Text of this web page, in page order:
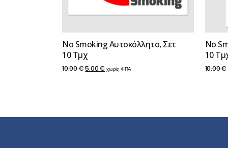
No Smoking Αυτοκόλλητο, Σετ
10 Τμχ
10.00€Original
10.00 €.
5.00€ Η
είναι:
χωρίς ΦΠΑ
No
10
10.00€